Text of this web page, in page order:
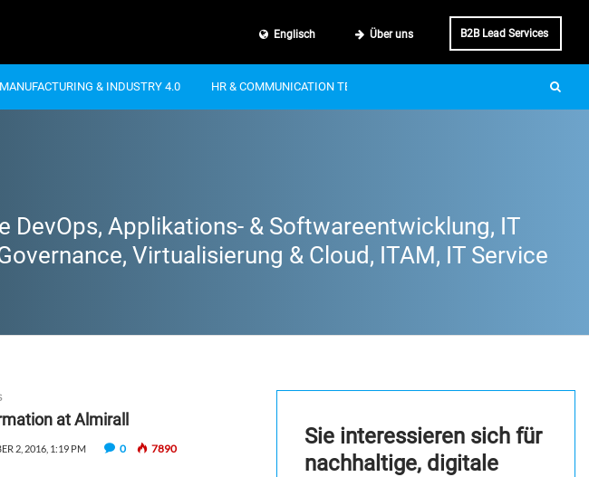
Englisch Über uns B2B Lead Services
& INDUSTRY 4.0 HR & COMMUNICATION TECH IT &
DevOps, Applikations- & Softwareentwicklung, IT
Virtualisierung & Cloud, ITAM, IT Service
at Almirall
2, 2016, 1:19 PM 0 7890
Sie interessieren sich für
nachhaltige, digitale